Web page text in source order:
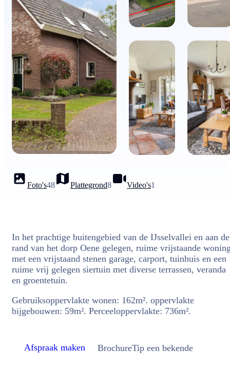
Foto's48 Plattegrond8 Video's1
In het prachtige buitengebied van de IJsselvallei en aan de
rand van het dorp Oene gelegen, ruime vrijstaande
met een vrijstaand stenen garage, carport, tuinhuis en een
ruime vrij gelegen siertuin met diverse terrassen, veranda
en groentetuin.
Gebruiksoppervlakte wonen: 162m². oppervlakte
bijgebouwen: 59m². Perceeloppervlakte: 736m².
Afspraak maken BrochureTip een bekende